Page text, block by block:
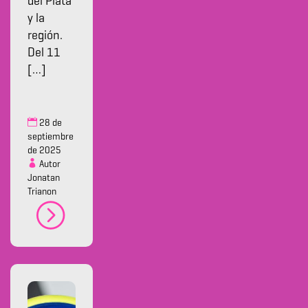
y la
región.
Del 11
[…]
28 de
septiembre
de 2025
Autor
Jonatan
Trianon